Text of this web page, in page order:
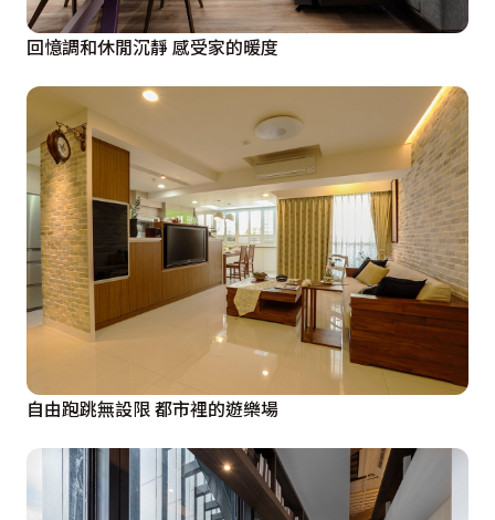
回憶調和休閒沉靜 感受家的暖度
自由跑跳無設限 都市裡的遊樂場